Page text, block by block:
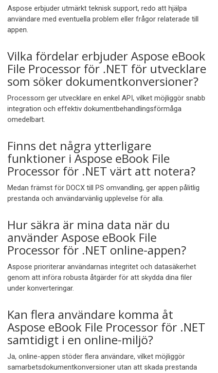
Aspose erbjuder utmärkt teknisk support, redo att hjälpa
användare med eventuella problem eller frågor relaterade till
appen.
Vilka fördelar erbjuder Aspose eBook
File Processor för .NET för utvecklare
som söker dokumentkonversioner?
Processorn ger utvecklare en enkel API, vilket möjliggör snabb
integration och effektiv dokumentbehandlingsförmåga
omedelbart.
Finns det några ytterligare
funktioner i Aspose eBook File
Processor för .NET värt att notera?
Medan främst för DOCX till PS omvandling, ger appen pålitlig
prestanda och användarvänlig upplevelse för alla.
Hur säkra är mina data när du
använder Aspose eBook File
Processor för .NET online-appen?
Aspose prioriterar användarnas integritet och datasäkerhet
genom att införa robusta åtgärder för att skydda dina filer
under konverteringar.
Kan flera användare komma åt
Aspose eBook File Processor för .NET
samtidigt i en online-miljö?
Ja, online-appen stöder flera användare, vilket möjliggör
samarbetsdokumentkonversioner utan att skada prestanda